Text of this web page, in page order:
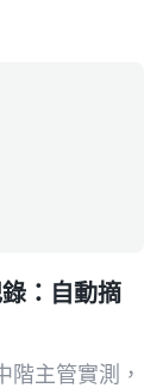
：自動摘
主管實測，